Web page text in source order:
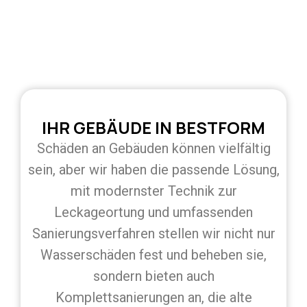
IHR GEBÄUDE IN BESTFORM
Schäden an Gebäuden können vielfältig
sein, aber wir haben die passende Lösung,
mit modernster Technik zur
Leckageortung und umfassenden
Sanierungsverfahren stellen wir nicht nur
Wasserschäden fest und beheben sie,
sondern bieten auch
Komplettsanierungen an, die alte